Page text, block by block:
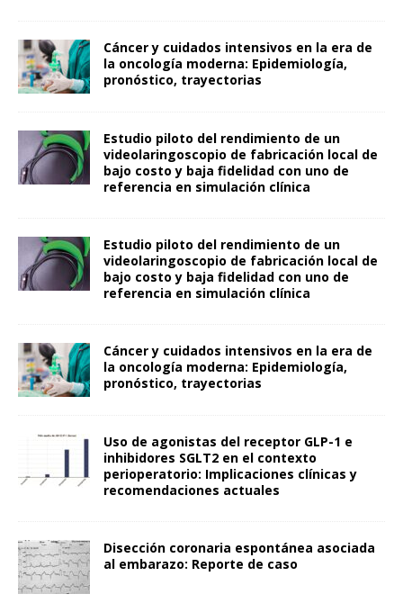
Cáncer y cuidados intensivos en la era de
la oncología moderna: Epidemiología,
pronóstico, trayectorias
Estudio piloto del rendimiento de un
videolaringoscopio de fabricación local de
bajo costo y baja fidelidad con uno de
referencia en simulación clínica
Estudio piloto del rendimiento de un
videolaringoscopio de fabricación local de
bajo costo y baja fidelidad con uno de
referencia en simulación clínica
Cáncer y cuidados intensivos en la era de
la oncología moderna: Epidemiología,
pronóstico, trayectorias
Uso de agonistas del receptor GLP-1 e
inhibidores SGLT2 en el contexto
perioperatorio: Implicaciones clínicas y
recomendaciones actuales
Disección coronaria espontánea asociada
al embarazo: Reporte de caso